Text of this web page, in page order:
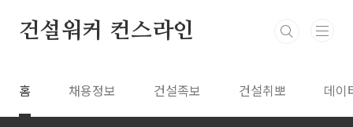
건설워커 컨스라인
홈 채용정보 건설족보 건설취뽀 데이